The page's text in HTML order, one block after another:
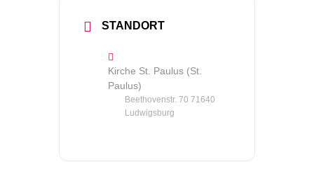
STANDORT
Kirche St. Paulus (St.
Paulus)
Beethovenstr. 70 71640
Ludwigsburg